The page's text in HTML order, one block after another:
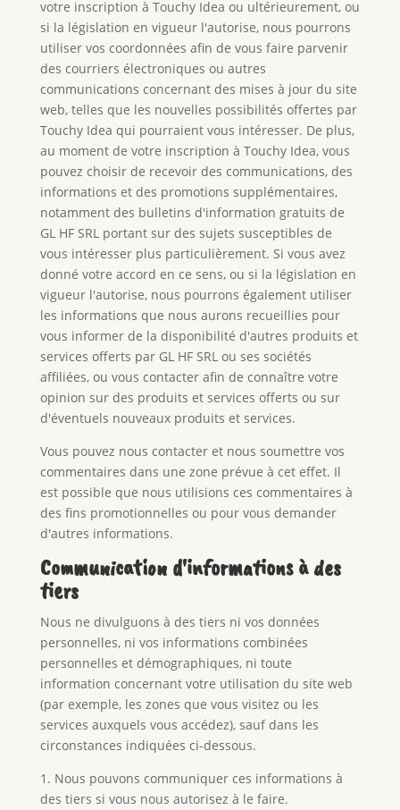
votre inscription à Touchy Idea ou ultérieurement, ou
si la législation en vigueur l'autorise, nous pourrons
utiliser vos coordonnées afin de vous faire parvenir
des courriers électroniques ou autres
communications concernant des mises à jour du site
web, telles que les nouvelles possibilités offertes par
Touchy Idea qui pourraient vous intéresser. De plus,
au moment de votre inscription à Touchy Idea, vous
pouvez choisir de recevoir des communications, des
informations et des promotions supplémentaires,
notamment des bulletins d'information gratuits de
GL HF SRL portant sur des sujets susceptibles de
vous intéresser plus particulièrement. Si vous avez
donné votre accord en ce sens, ou si la législation en
vigueur l'autorise, nous pourrons également utiliser
les informations que nous aurons recueillies pour
vous informer de la disponibilité d'autres produits et
services offerts par GL HF SRL ou ses sociétés
affiliées, ou vous contacter afin de connaître votre
opinion sur des produits et services offerts ou sur
d'éventuels nouveaux produits et services.
Vous pouvez nous contacter et nous soumettre vos
commentaires dans une zone prévue à cet effet. Il
est possible que nous utilisions ces commentaires à
des fins promotionnelles ou pour vous demander
d'autres informations.
Communication d'informations à des
tiers
Nous ne divulguons à des tiers ni vos données
personnelles, ni vos informations combinées
personnelles et démographiques, ni toute
information concernant votre utilisation du site web
(par exemple, les zones que vous visitez ou les
services auxquels vous accédez), sauf dans les
circonstances indiquées ci-dessous.
1. Nous pouvons communiquer ces informations à
des tiers si vous nous autorisez à le faire.